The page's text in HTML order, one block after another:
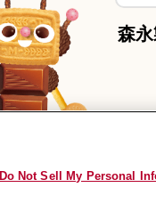
森
Do Not Sell My Personal